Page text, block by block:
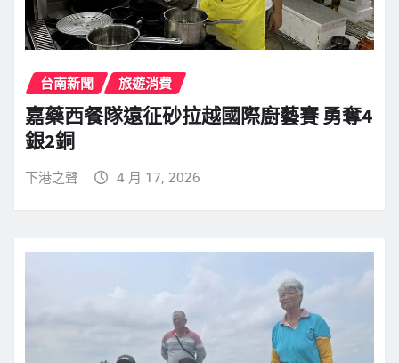
台南新聞 旅遊消費
嘉藥西餐隊遠征砂拉越國際廚藝賽 勇奪4
銀2銅
下港之聲 4 月 17, 2026